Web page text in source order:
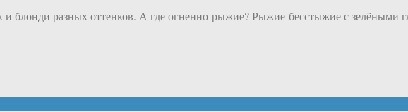
и блонди разных оттенков. А где огненно-рыжие? Рыжие-бесстыжие с зелёными